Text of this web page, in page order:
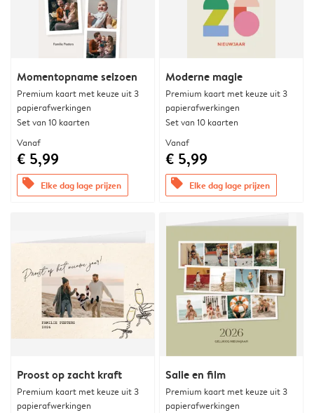
Momentopname seizoen
Premium kaart met keuze uit 3
papierafwerkingen
Set van 10 kaarten
Vanaf
€ 5,99
offers Elke dag lage prijzen
Moderne magie
Premium kaart met keuze uit 3
papierafwerkingen
Set van 10 kaarten
Vanaf
€ 5,99
offers Elke dag lage prijzen
Proost op zacht kraft
Premium kaart met keuze uit 3
papierafwerkingen
Salie en film
Premium kaart met keuze uit 3
papierafwerkingen